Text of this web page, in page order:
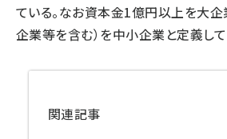
ている。なお資本金1億円以上を大企
企業等を含む）を中小企業と定義して
関連記事